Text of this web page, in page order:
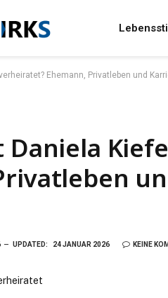
Ehemann, Privatleben und
Daniela
UPDATED: 24 JANUAR 2026 KEINE